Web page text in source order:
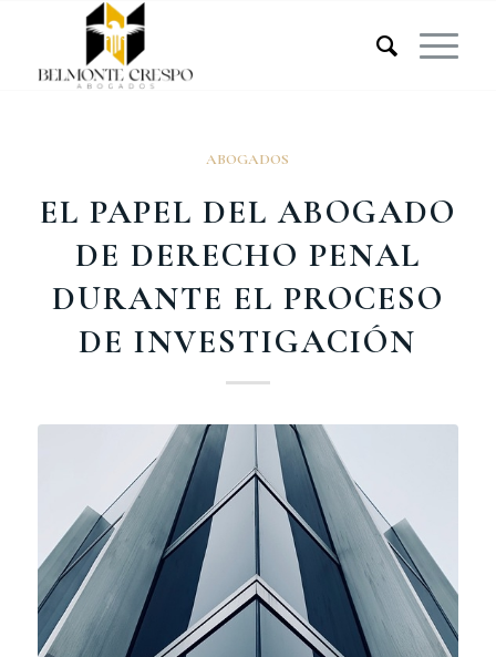
ABOGADOS
EL PAPEL DEL ABOGADO
DE DERECHO PENAL
DURANTE EL PROCESO
DE INVESTIGACIÓN